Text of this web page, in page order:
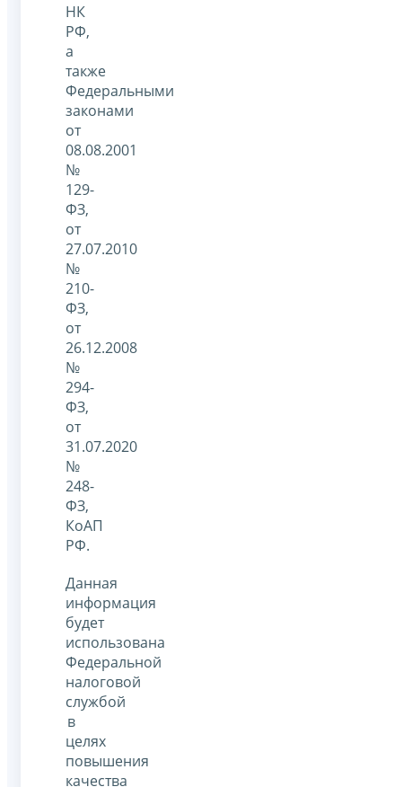
НК
РФ,
а
также
Федеральными
законами
от
08.08.2001
№
129-
ФЗ,
от
27.07.2010
№
210-
ФЗ,
от
26.12.2008
№
294-
ФЗ,
от
31.07.2020
№
248-
ФЗ,
КоАП
РФ.
Данная
информация
будет
использована
Федеральной
налоговой
службой
в
целях
повышения
качества